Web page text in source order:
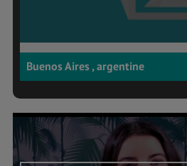
Buenos Aires , argentine